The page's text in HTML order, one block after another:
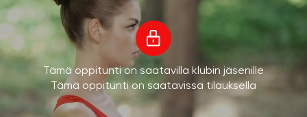
Tämä oppitunti on saatavilla klubin jäsenille
Tämä oppitunti on saatavissa tilauksella